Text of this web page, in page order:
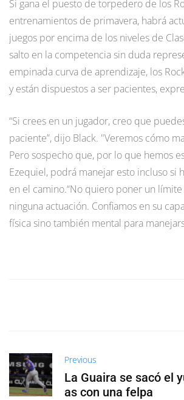
Si gana el puesto de torpedero de los
entrenamientos de primavera, habrá
juegos por encima de los niveles de
salto en la competencia sin duda
empinada curva de aprendizaje, los
y están dispuestos a ser pacientes,
“Si crees en un jugador, creo que
paciente”, dijo Black. "Veremos cómo
Pero sospecho que, por lo que hemos
Ezequiel, podrá manejar esto incluso si
en el camino.“No quiero poner un
ninguna actuación. Confiamos en su
física sino también mental para
Previous
La Guaira se sacó el
as con una felpa